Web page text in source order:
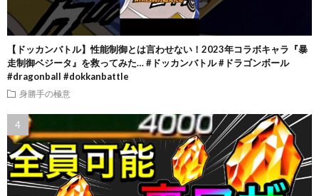
【ドッカンバトル】性能制御とは言わせない！2023年コラボキャラ『暴
走制御ベジータ』を救ってみた… #ドッカンバトル #ドラゴンボール
#dragonball #dokkanbattle
身勝手の極意